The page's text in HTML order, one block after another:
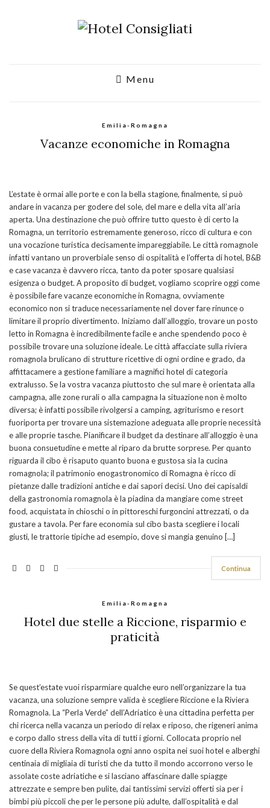
Menu
Emilia-Romagna
Vacanze economiche in Romagna
L’estate è ormai alle porte e con la bella stagione, finalmente, si può
andare in vacanza per godere del sole, del mare e della vita all’aria
aperta. Una destinazione che può offrire tutto questo è di certo la
Romagna, un territorio estremamente generoso, ricco di cultura e con
una vocazione turistica decisamente impareggiabile. Le città romagnole
infatti vantano un proverbiale senso di ospitalità e l’offerta di hotel, B&B
e case vacanza è davvero ricca, tanto da poter sposare qualsiasi
esigenza o budget. A proposito di budget, vogliamo scoprire oggi come
è possibile fare vacanze economiche in Romagna, ovviamente
economico non si traduce necessariamente nel dover fare rinunce o
limitare il proprio divertimento. Iniziamo dall’alloggio, trovare un posto
letto in Romagna è incredibilmente facile e anche spendendo poco è
possibile trovare una soluzione ideale. Le città affacciate sulla riviera
romagnola brulicano di strutture ricettive di ogni ordine e grado, da
affittacamere a gestione familiare a magnifici hotel di categoria
extralusso. Se la vostra vacanza piuttosto che sul mare è orientata alla
campagna, alle zone rurali o alla campagna la situazione non è molto
diversa; è infatti possibile rivolgersi a camping, agriturismo e resort
fuoriporta per trovare una sistemazione adeguata alle proprie necessità
e alle proprie tasche. Pianificare il budget da destinare all’alloggio è una
buona consuetudine e mette al riparo da brutte sorprese. Per quanto
riguarda il cibo è risaputo quanto buona e gustosa sia la cucina
romagnola; il patrimonio enogastronomico di Romagna è ricco di
pietanze dalle tradizioni antiche e dai sapori decisi. Uno dei capisaldi
della gastronomia romagnola è la piadina da mangiare come street
food, acquistata in chioschi o in pittoreschi furgoncini attrezzati, o da
gustare a tavola. Per fare economia sul cibo basta scegliere i locali
giusti, le trattorie tipiche ad esempio, dove si mangia genuino […]
Continua
Emilia-Romagna
Hotel due stelle a Riccione, risparmio e
praticità
Se quest’estate vuoi risparmiare qualche euro nell’organizzare la tua
vacanza, una soluzione sempre valida è scegliere Riccione e la Riviera
Romagnola. La “Perla Verde” dell’Adriatico è una cittadina perfetta per
chi ricerca nella vacanza un periodo di relax e riposo, che rigeneri anima
e corpo dallo stress della vita di tutti i giorni. Collocata proprio nel
cuore della Riviera Romagnola ogni anno ospita nei suoi hotel e alberghi
centinaia di migliaia di turisti che da tutto il mondo accorrono verso le
assolate coste adriatiche e si lasciano affascinare dalle spiagge
attrezzate e sempre ben pulite, dai tantissimi servizi offerti sia per i
bimbi più piccoli che per le persone più adulte, dall’ospitalità e dal